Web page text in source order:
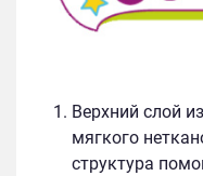
Верхний слой
мягкого
структура